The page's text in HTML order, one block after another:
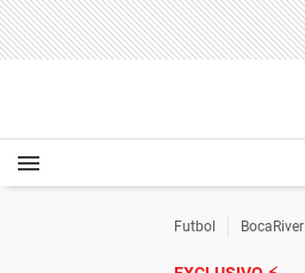
Futbol BocaRiver